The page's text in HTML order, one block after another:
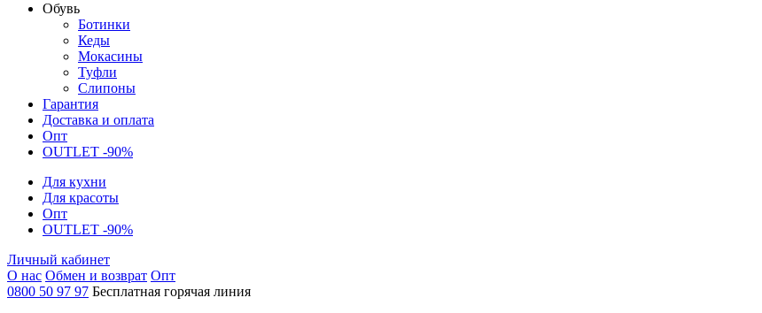
Обувь
Ботинки
Кеды
Мокасины
Туфли
Слипоны
Гарантия
Доставка и оплата
Опт
OUTLET -90%
Для кухни
Для красоты
Опт
OUTLET -90%
Личный кабинет
О нас Обмен и возврат Опт
0800 50 97 97 Бесплатная горячая линия